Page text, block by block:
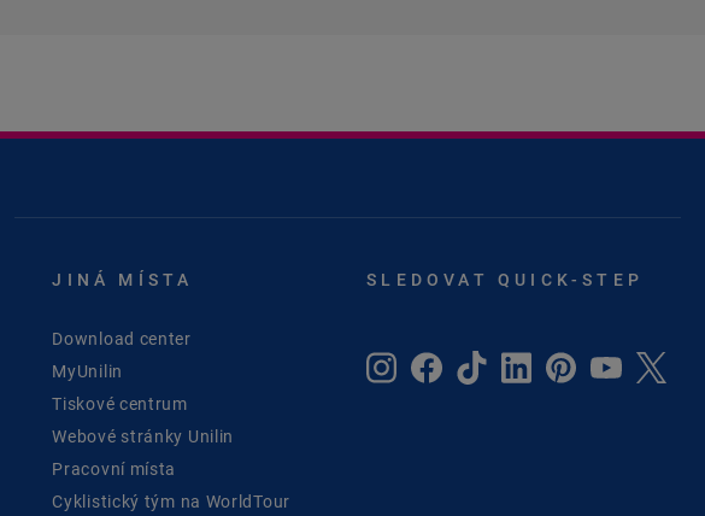
JINÁ MÍSTA
Download center
MyUnilin
Tiskové centrum
Webové stránky Unilin
Pracovní místa
Cyklistický tým na WorldTour
SLEDOVAT QUICK-STEP